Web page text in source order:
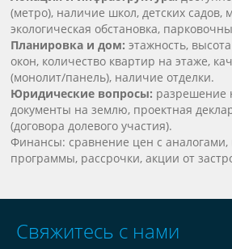
(метро), наличие школ, детских садов,
экологическая обстановка,
Планировка и дом:этажность,
окон, количество квартир на этаже,
(монолит/панель), наличие отделки.
Юридические вопросы: разрешение
документы на землю, проектная
(договора долевого участия).
Финансы: сравнение цен с
программы, рассрочки, акции от
Свяжитесь с нами